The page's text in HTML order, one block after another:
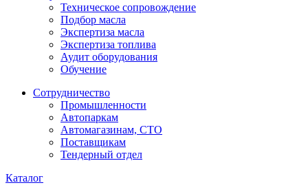
Техническое сопровождение
Подбор масла
Экспертиза масла
Экспертиза топлива
Аудит оборудования
Обучение
Сотрудничество
Промышленности
Автопаркам
Автомагазинам, СТО
Поставщикам
Тендерный отдел
Каталог